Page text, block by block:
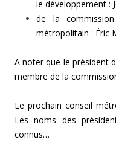
le développement :
de la
métropolitain : Éric
A noter que le président
membre de la
Le prochain conseil
Les noms des
connus…